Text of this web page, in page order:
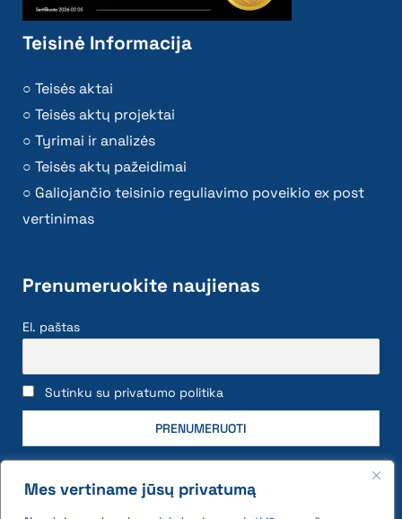
Mes vertiname jūsų privatumą
Teisinė Informacija
Teisės aktai
Teisės aktų projektai
Tyrimai ir analizės
Teisės aktų pažeidimai
Galiojančio teisinio reguliavimo poveikio ex post
vertinimas
Prenumeruokite naujienas
El. paštas
Sutinku su privatumo politika